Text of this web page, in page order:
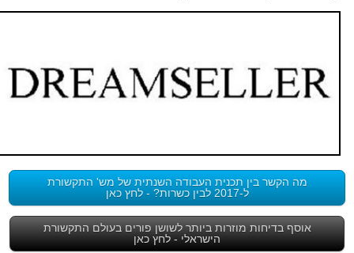
מה הקשר בין תכנית העבודה השנתית של מש' התקשורת
ל-2017 לבין כשרות? - לחץ כאן
אוסף בדיחות מוזרות ביותר לשושן פורים בעולם התקשורת
הישראלי - לחץ כאן